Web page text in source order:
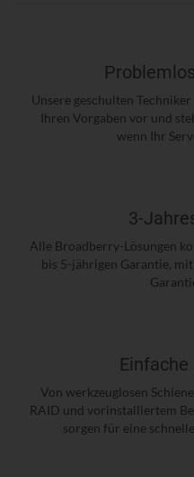
Unsere geschulten
Ihren Vorgaben vor und
wenn Ihr
3-
Alle Broadberry-Lösungen
bis 5-jährigen Garantie,
Von werkzeuglosen
RAID und vorinstalliertem
sorgen für eine